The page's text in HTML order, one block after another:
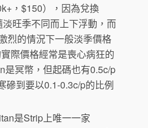
，$150），因為兌換
旺季不同而上下浮動，而
烈的情況下一般淡季價格
際價格經常是喪心病狂的
是冥幣，但起碼也有0.5c/p
磣到要以0.1-0.3c/p的比例
是Strip上唯一一家